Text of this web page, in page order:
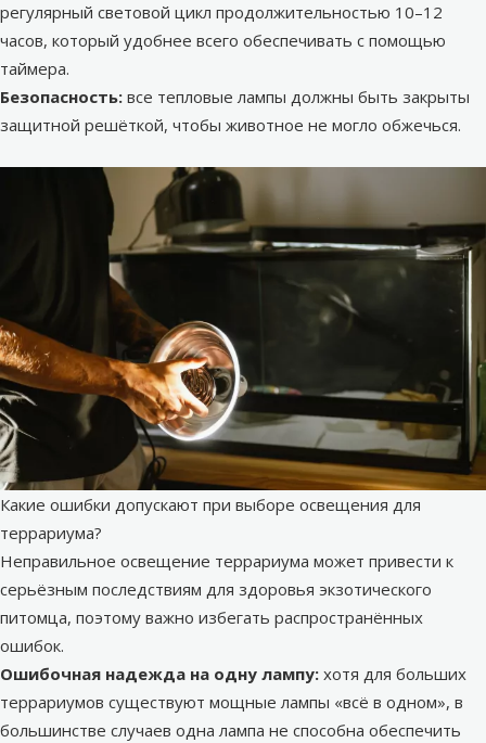
регулярный световой цикл продолжительностью 10–12
часов, который удобнее всего обеспечивать с помощью
таймера.
Безопасность: все тепловые лампы должны быть закрыты
защитной решёткой, чтобы животное не могло обжечься.
Какие ошибки допускают при выборе освещения для
террариума?
Неправильное освещение террариума может привести к
серьёзным последствиям для здоровья экзотического
питомца, поэтому важно избегать распространённых
ошибок.
Ошибочная надежда на одну лампу: хотя для больших
террариумов существуют мощные лампы «всё в одном», в
большинстве случаев одна лампа не способна обеспечить